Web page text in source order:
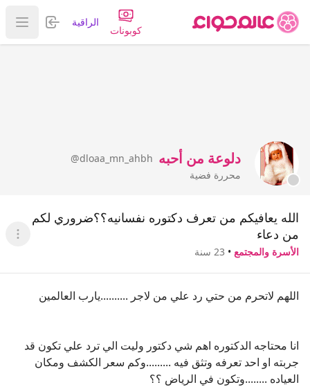
كوبونات
الراقية تسجيل
عرض
دلوعة من أحبه @dloaa_mn_ahbh
محررة فضية
الله يعافيكم من تعرف دكتوره نفسانيه؟؟ضروري لكم
من دعاء
الأسرة والمجتمع • 23 سنة
عرض
اللهم لاتحرم من حتي رد علي من لاجر ..........يارب العالمين
انا محتاجه الدكتوره اهم شي دكتور وليت الي ترد علي تكون قد
جربته او احد تعرفه وتثق فيه .........وكم سعر الكشف ومكان
العياده ........وتكون في الرياض ؟؟